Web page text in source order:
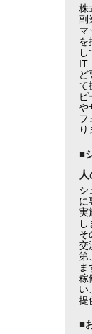
株
副
マ
を
し
IT
ど
て
ピ
や
フ
り
■
シ
に
実
し
そ
交
第
ま
稼
い
提
■